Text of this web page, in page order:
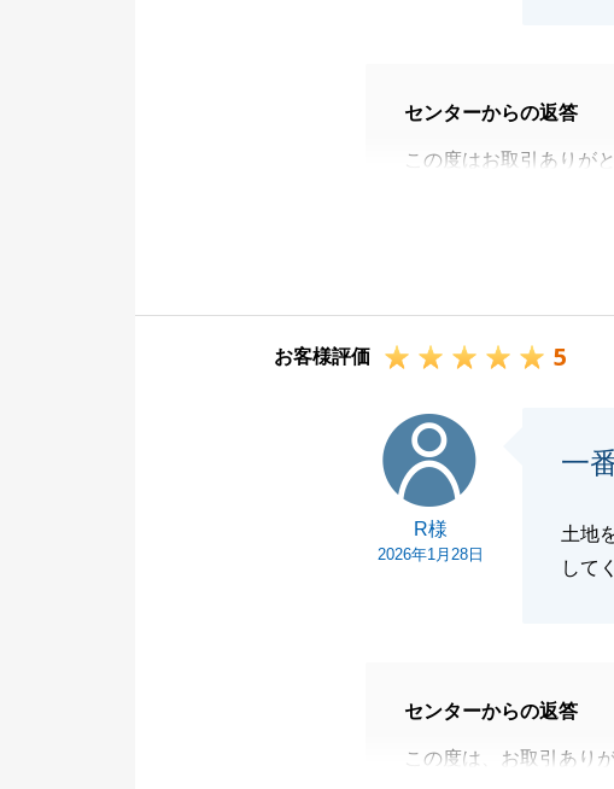
センターからの返答
この度はお取引ありが
無事に期間内での決済
お客様評価 5
R様
2026年1月28日
一
土地
して
センターからの返答
この度は、お取引あり